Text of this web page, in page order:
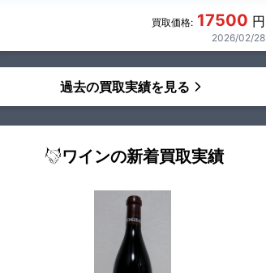
買取価格: 17500 円
2026/02/28
過去の買取実績を見る
ワインの新着買取実績